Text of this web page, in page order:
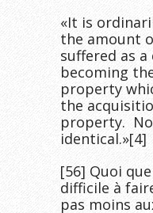
«It is
the amount
suffered as
becoming
property
the
property.
identical.»[4]
[56] Quoi
difficile à
pas moins